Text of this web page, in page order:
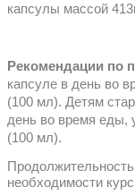
капсулы массой
Рекомендации по
капсуле в день во
(100 мл). Детям
день во время еды,
(100 мл).
необходимости